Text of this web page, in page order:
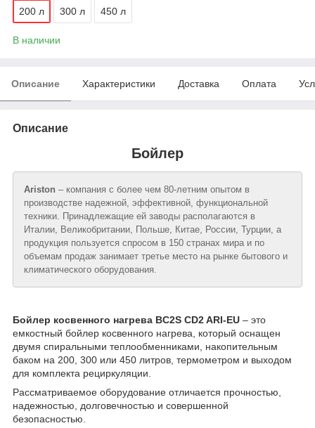
200 л 300 л 450 л
В наличии
Описание Характеристики Доставка Оплата
Описание
Бойлер
Ariston – компания с более чем 80-летним опытом в
производстве надежной, эффективной, функциональной
техники. Принадлежащие ей заводы располагаются в
Италии, Великобритании, Польше, Китае, России, Турции, а
продукция пользуется спросом в 150 странах мира и по
объемам продаж занимает третье место на рынке бытового и
климатического оборудования.
Бойлер косвенного нагрева BC2S CD2 ARI-EU – это
емкостный бойлер косвенного нагрева, который оснащен
двумя спиральными теплообменниками, накопительным
баком на 200, 300 или 450 литров, термометром и выходом
для комплекта рециркуляции.
Рассматриваемое оборудование отличается прочностью,
надежностью, долговечностью и совершенной
безопасностью.